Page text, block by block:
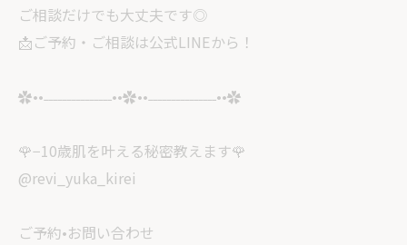
ご相談だけでも大丈夫です◎
📩ご予約・ご相談は公式LINEから！
✿••˗˗˗˗˗˗˗˗˗˗˗˗˗˗˗••✿••˗˗˗˗˗˗˗˗˗˗˗˗˗˗˗••✿
🌹−10歳肌を叶える秘密教えます🌹
@revi_yuka_kirei
ご予約•お問い合わせ